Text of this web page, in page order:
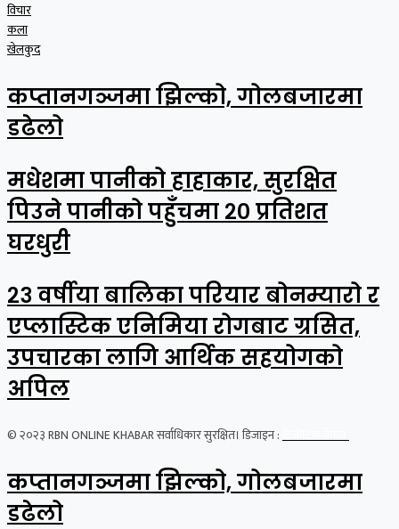
विचार
कला
खेलकुद
कप्तानगञ्जमा झिल्को, गोलबजारमा
डढेलो
मधेशमा पानीको हाहाकार, सुरक्षित
पिउने पानीको पहुँचमा २० प्रतिशत
घरधुरी
२३ वर्षीया बालिका परियार बोनम्यारो र
एप्लास्टिक एनिमिया रोगबाट ग्रसित,
उपचारका लागि आर्थिक सहयोगको
अपिल
© २०२३ RBN ONLINE KHABAR सर्वाधिकार सुरक्षित। डिजाइन :डिजीटिक नेपाल
कप्तानगञ्जमा झिल्को, गोलबजारमा
डढेलो